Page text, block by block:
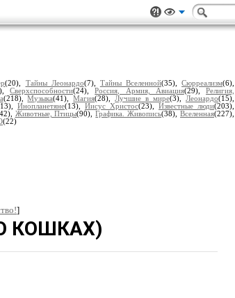
(20), Тайны Леонардо(7), Тайны Вселенной(35),Сюрреализм(6),
Сверхспособности(24),Россия, Армия, Авиация(29),Религия,
(218),Музыка(41),Магия(28), Лучшие в мире(3), Леонардо(15),
Инопланетяне(13), Иисус Христос(23), Известные люди(203),
Животные, Птицы(90),Графика. Живопись(38),Вселенная(227),
(22)
]
КОШКАХ)